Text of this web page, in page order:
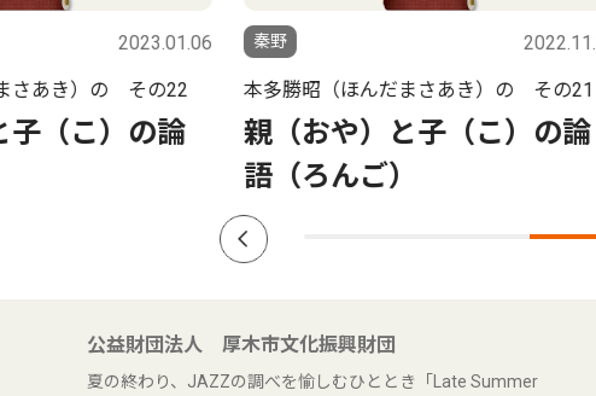
2023.01.06
あき）の その22
（こ）の論
秦野 2022.11.25
本多勝昭（ほんだまさあき）の その21
親（おや）と子（こ）の論
語（ろんご）
公益財団法人 厚木市文化振興財団
夏の終わり、JAZZの調べを愉しむひととき「Late Summer